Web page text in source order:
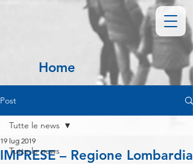
Home
Post
Tutte le news
Tutte le news
IMPRESE – Regione Lombardia
19 lug 2019